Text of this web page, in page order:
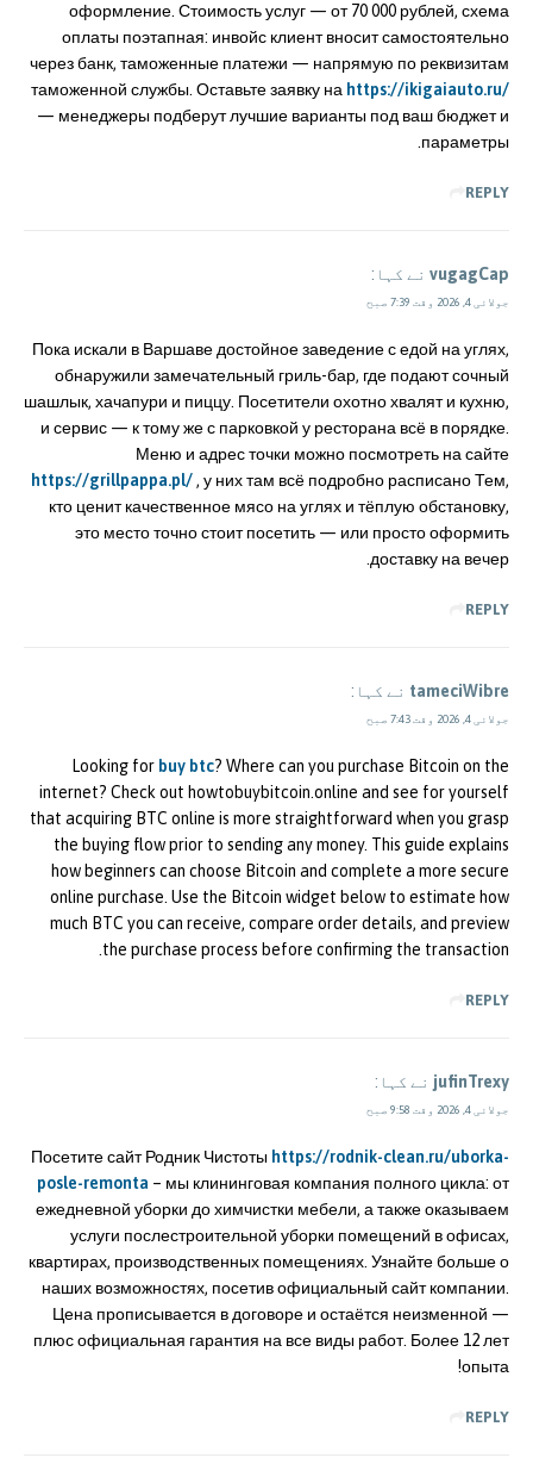
оформление. Стоимость услуг — от 70 000 рублей, схема
оплаты поэтапная: инвойс клиент вносит самостоятельно
через банк, таможенные платежи — напрямую по реквизитам
таможенной службы. Оставьте заявку на https://ikigaiauto.ru/
— менеджеры подберут лучшие варианты под ваш бюджет и
параметры.
REPLY
vugagCap نے کہا:
جولائی 4, 2026 وقت 7:39 صبح
Пока искали в Варшаве достойное заведение с едой на углях,
обнаружили замечательный гриль-бар, где подают сочный
шашлык, хачапури и пиццу. Посетители охотно хвалят и кухню,
и сервис — к тому же с парковкой у ресторана всё в порядке.
Меню и адрес точки можно посмотреть на сайте
https://grillpappa.pl/ , у них там всё подробно расписано Тем,
кто ценит качественное мясо на углях и тёплую обстановку,
это место точно стоит посетить — или просто оформить
доставку на вечер.
REPLY
tameciWibre نے کہا:
جولائی 4, 2026 وقت 7:43 صبح
Looking for buy btc? Where can you purchase Bitcoin on the
internet? Check out howtobuybitcoin.online and see for yourself
that acquiring BTC online is more straightforward when you grasp
the buying flow prior to sending any money. This guide explains
how beginners can choose Bitcoin and complete a more secure
online purchase. Use the Bitcoin widget below to estimate how
much BTC you can receive, compare order details, and preview
the purchase process before confirming the transaction.
REPLY
jufinTrexy نے کہا:
جولائی 4, 2026 وقت 9:58 صبح
Посетите сайт Родник Чистоты https://rodnik-clean.ru/uborka-
posle-remonta – мы клининговая компания полного цикла: от
ежедневной уборки до химчистки мебели, а также оказываем
услуги послестроительной уборки помещений в офисах,
квартирах, производственных помещениях. Узнайте больше о
наших возможностях, посетив официальный сайт компании.
Цена прописывается в договоре и остаётся неизменной —
плюс официальная гарантия на все виды работ. Более 12 лет
опыта!
REPLY